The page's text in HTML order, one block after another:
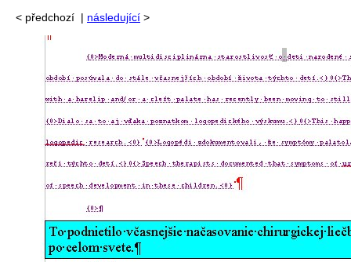
< předchozí | následující >